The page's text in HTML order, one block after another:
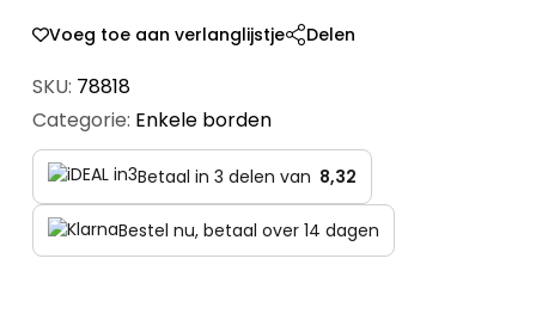
Voeg toe aan verlanglijstje Delen
SKU: 78818
Categorie: Enkele borden
Betaal in 3 delen van 8,32
Bestel nu, betaal over 14 dagen